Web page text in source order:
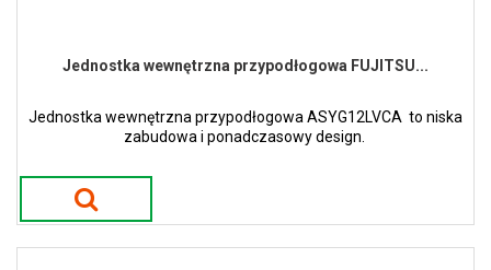
Jednostka wewnętrzna przypodłogowa FUJITSU...
Jednostka wewnętrzna przypodłogowa ASYG12LVCA to niska
zabudowa i ponadczasowy design.